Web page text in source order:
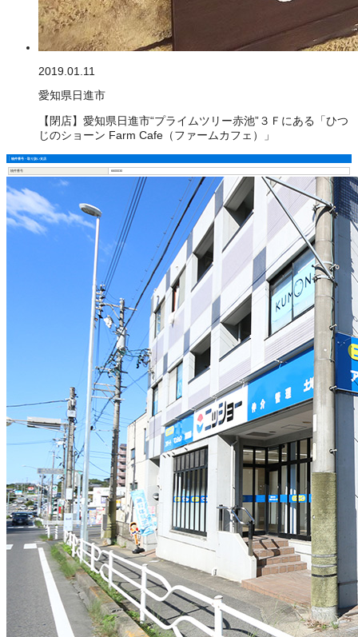
2019.01.11
愛知県日進市
【閉店】愛知県日進市“プライムツリー赤池”３Ｆにある「ひつ
じのショーン Farm Cafe（ファームカフェ）」
物件番号・取り扱い支店
物件番号 6600030